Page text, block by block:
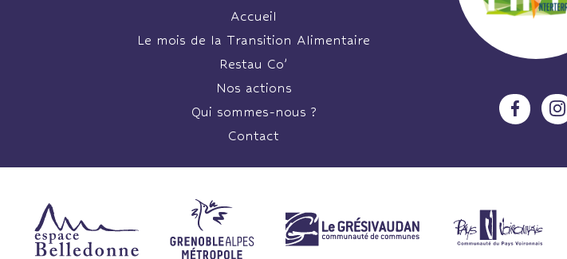
Accueil
Le mois de la Transition Alimentaire
Restau Co’
Nos actions
Qui sommes-nous ?
Contact